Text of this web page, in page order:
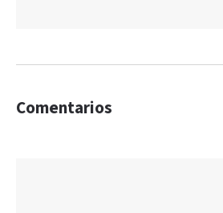
Comentarios